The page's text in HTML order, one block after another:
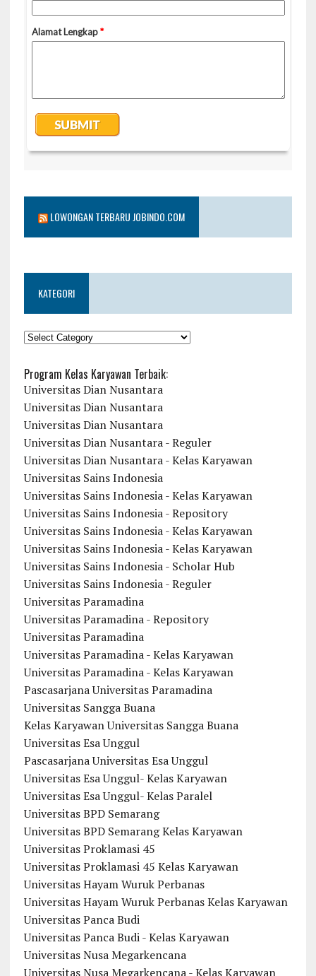
LOWONGAN TERBARU JOBINDO.COM
KATEGORI
KATEGORI
Program Kelas Karyawan Terbaik:
Universitas Dian Nusantara
Universitas Dian Nusantara
Universitas Dian Nusantara
Universitas Dian Nusantara - Reguler
Universitas Dian Nusantara - Kelas Karyawan
Universitas Sains Indonesia
Universitas Sains Indonesia - Kelas Karyawan
Universitas Sains Indonesia - Repository
Universitas Sains Indonesia - Kelas Karyawan
Universitas Sains Indonesia - Kelas Karyawan
Universitas Sains Indonesia - Scholar Hub
Universitas Sains Indonesia - Reguler
Universitas Paramadina
Universitas Paramadina - Repository
Universitas Paramadina
Universitas Paramadina - Kelas Karyawan
Universitas Paramadina - Kelas Karyawan
Pascasarjana Universitas Paramadina
Universitas Sangga Buana
Kelas Karyawan Universitas Sangga Buana
Universitas Esa Unggul
Pascasarjana Universitas Esa Unggul
Universitas Esa Unggul- Kelas Karyawan
Universitas Esa Unggul- Kelas Paralel
Universitas BPD Semarang
Universitas BPD Semarang Kelas Karyawan
Universitas Proklamasi 45
Universitas Proklamasi 45 Kelas Karyawan
Universitas Hayam Wuruk Perbanas
Universitas Hayam Wuruk Perbanas Kelas Karyawan
Universitas Panca Budi
Universitas Panca Budi - Kelas Karyawan
Universitas Nusa Megarkencana
Universitas Nusa Megarkencana - Kelas Karyawan